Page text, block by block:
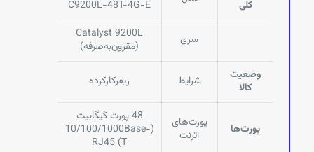
کلی
C9200L-48T-4G-E
سری
Catalyst 9200L
(مقرون‌به‌صرفه)
وضعیت
کالا
شرایط ریفرکارکرده
پورت‌ها
پورت‌های
اترنت
48 پورت گیگابیت
(10/100/1000Base-
T) RJ45